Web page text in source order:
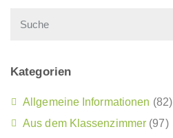
Kategorien
Allgemeine Informationen (82)
Aus dem Klassenzimmer (97)